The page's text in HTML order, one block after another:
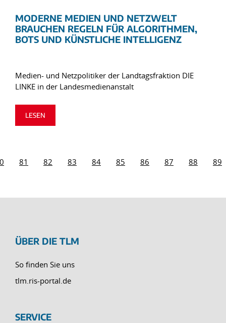
MODERNE MEDIEN UND NETZWELT
BRAUCHEN REGELN FÜR ALGORITHMEN,
BOTS UND KÜNSTLICHE INTELLIGENZ
Medien- und Netzpolitiker der Landtagsfraktion DIE
LINKE in der Landesmedienanstalt
LESEN
81 82 83 84 85 86 87 88 89
ÜBER DIE TLM
So finden Sie uns
tlm.ris-portal.de
SERVICE